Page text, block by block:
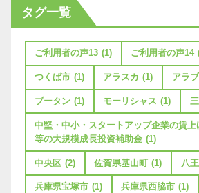
タグ一覧
ご利用者の声13 (1) ご利用者の声14
つくば市 (1) アラスカ (1) アラ
ブータン (1) モーリシャス (1)
中堅・中小・スタートアップ企業の賃
等の大規模成長投資補助金 (1)
中央区 (2) 佐賀県基山町 (1) 八
兵庫県宝塚市 (1) 兵庫県西脇市 (1)